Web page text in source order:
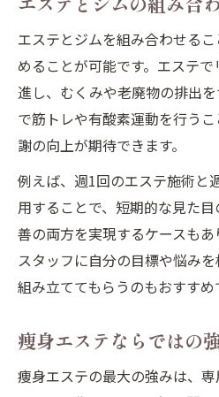
エステとジムを組み合わせる
めることが可能です。エステ
進し、むくみや老廃物の排出
で筋トレや有酸素運動を行う
謝の向上が期待できます。
例えば、週1回のエステ施術と
用することで、短期的な見た
善の両方を実現するケースも
スタッフに自分の目標や悩み
組み立ててもらうのもおすすめ
痩身エステならではの
痩身エステの最大の強みは、